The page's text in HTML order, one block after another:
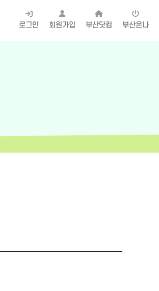
로그인 회원가입 부산닷컴 부산온나